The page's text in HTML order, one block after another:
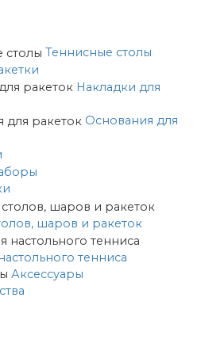
Теннисные столы
Накладки для
Основания для
шаров и ракеток
тенниса
Аксессуары